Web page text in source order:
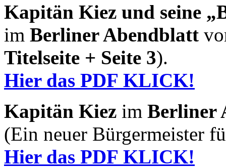
Kapitän Kiez und seine
im Berliner Abendblatt
Titelseite + Seite 3).
Hier das PDF KLICK!
Kapitän Kiez im Berliner
(Ein neuer Bürgermeister
Hier das PDF KLICK!